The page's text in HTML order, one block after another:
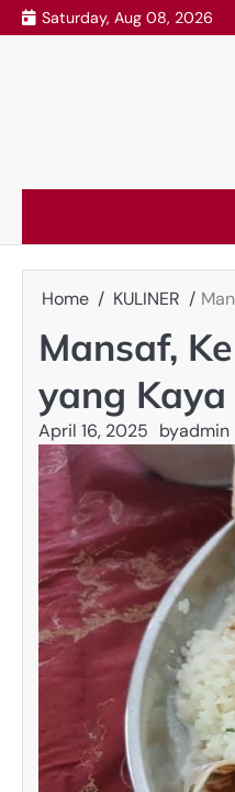
Skip
to
Saturday, Aug 08, 2026
Home KULINER
Mansaf,
yang
April 16, 2025 byadmin